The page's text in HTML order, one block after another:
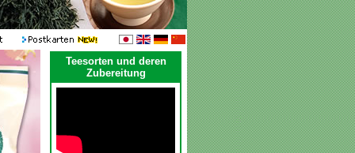
Teesorten und deren
Zubereitung